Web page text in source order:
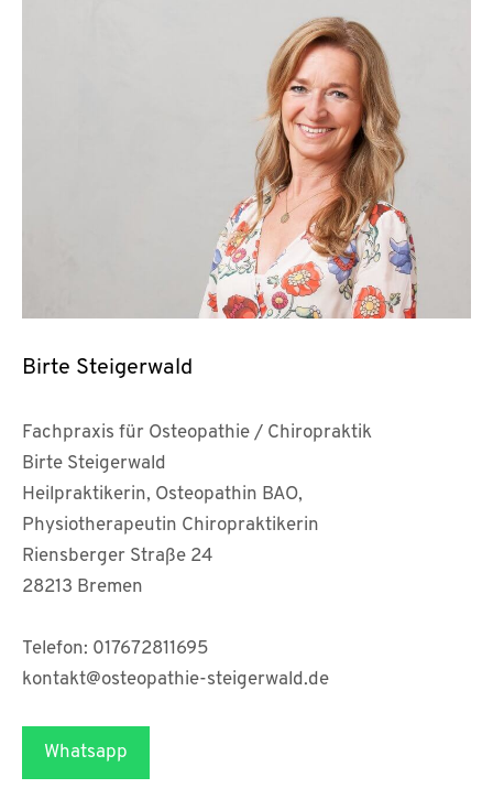
Birte Steigerwald
Fachpraxis für Osteopathie / Chiropraktik
Birte Steigerwald
Heilpraktikerin, Osteopathin BAO,
Physiotherapeutin Chiropraktikerin
Riensberger Straße 24
28213 Bremen
Telefon: 017672811695
kontakt@osteopathie-steigerwald.de
Whatsapp